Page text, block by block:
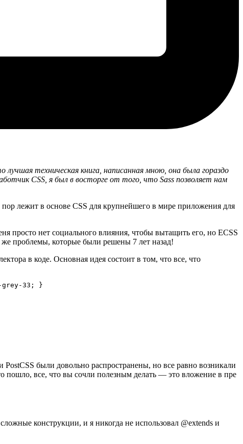
лучшая техническая книга, написанная мною, она была гораздо
CSS, я был в восторге от того, что Sass позволяет нам
лежит в основе CSS для крупнейшего в мире приложения для
просто нет социального влияния, чтобы вытащить его, но ECSS
же проблемы, которые были решены 7 лет назад!
в коде. Основная идея состоит в том, что все, что
grey-33; }
были довольно распространены, но все равно возникали
пошло, все, что вы сочли полезным делать — это вложение в пре
конструкции, и я никогда не использовал @extends и